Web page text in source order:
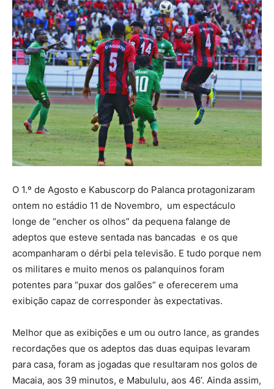
O 1.º de Agosto e Kabuscorp do Palanca protagonizaram
ontem no estádio 11 de Novembro, um espectáculo
longe de “encher os olhos” da pequena falange de
adeptos que esteve sentada nas bancadas e os que
acompanharam o dérbi pela televisão. E tudo porque nem
os militares e muito menos os palanquinos foram
potentes para “puxar dos galões” e oferecerem uma
exibição capaz de corresponder às expectativas.
Melhor que as exibições e um ou outro lance, as grandes
recordações que os adeptos das duas equipas levaram
para casa, foram as jogadas que resultaram nos golos de
Macaia, aos 39 minutos, e Mabululu, aos 46’. Ainda assim,